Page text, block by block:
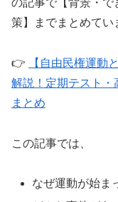
の記事で【背景・で
策】までまとめてい
👉
【自由民権運動
解説！定期テスト・
まとめ
この記事では、
なぜ運動が始ま